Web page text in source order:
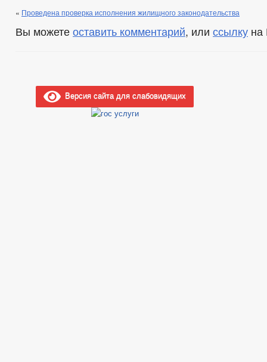
« Проведена проверка исполнения жилищного законодательства
Вы можете оставить комментарий, или ссылку на
Версия сайта для слабовидящих